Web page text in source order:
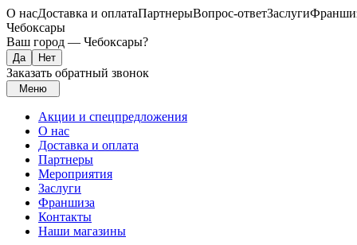
О насДоставка и оплатаПартнерыВопрос-ответЗаслуги
Чебоксары
Ваш город — Чебоксары?
Заказать обратный звонок
Меню
Акции и спецпредложения
О нас
Доставка и оплата
Партнеры
Мероприятия
Заслуги
Франшиза
Контакты
Наши магазины